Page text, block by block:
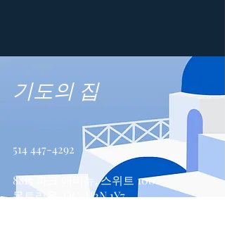
기도의 집
514 447-4292
8815 파크 애비뉴, 스위트 100
몬트리올, QC, H2N 1Y7